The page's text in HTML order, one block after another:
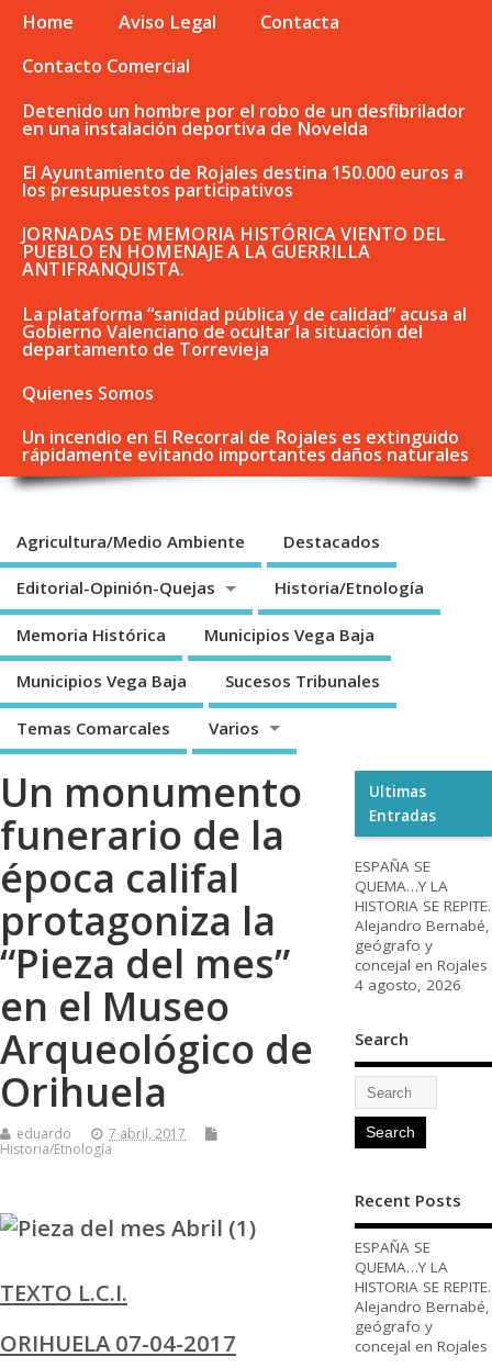
Home Aviso Legal
Contacta
Contacto Comercial
Detenido un hombre por el robo de un desfibrilador
en una instalación deportiva de Novelda
El Ayuntamiento de Rojales destina 150.000 euros a
los presupuestos participativos
JORNADAS DE MEMORIA HISTÓRICA VIENTO DEL
PUEBLO EN HOMENAJE A LA GUERRILLA
ANTIFRANQUISTA.
La plataforma “sanidad pública y de calidad” acusa al
Gobierno Valenciano de ocultar la situación del
departamento de Torrevieja
Quienes Somos
Un incendio en El Recorral de Rojales es extinguido
rápidamente evitando importantes daños naturales
Agricultura/Medio Ambiente Destacados
Editorial-Opinión-Quejas Historia/Etnología
Memoria Histórica Municipios Vega Baja
Municipios Vega Baja Sucesos Tribunales
Temas Comarcales Varios
Un monumento
funerario de la
época califal
protagoniza la
“Pieza del mes”
en el Museo
Arqueológico de
Orihuela
eduardo
7 abril, 2017
Historia/Etnología
TEXTO L.C.I.
ORIHUELA 07-04-2017
Ultimas
Entradas
ESPAÑA SE
QUEMA…Y LA
HISTORIA SE REPITE.
Alejandro Bernabé,
geógrafo y
concejal en Rojales
4 agosto, 2026
Search
Recent Posts
ESPAÑA SE
QUEMA…Y LA
HISTORIA SE REPITE.
Alejandro Bernabé,
geógrafo y
concejal en Rojales